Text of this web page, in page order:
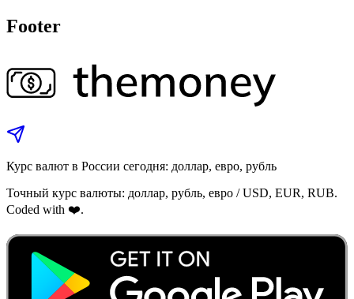
Footer
Курс валют в России сегодня: доллар, евро, рубль
Точный курс валюты: доллар, рубль, евро / USD, EUR, RUB.
Coded with ❤️.